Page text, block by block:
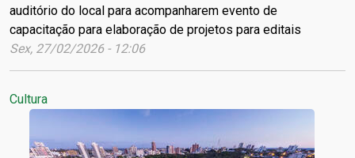
auditório do local para acompanharem evento de
capacitação para elaboração de projetos para editais
Sex, 27/02/2026 - 12:06
Cultura